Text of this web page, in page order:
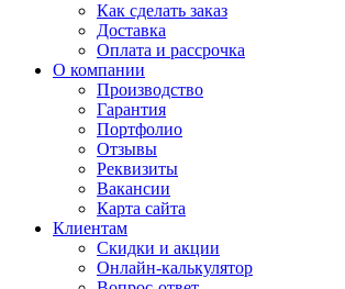
Как сделать заказ
Доставка
Оплата и рассрочка
О компании
Производство
Гарантия
Портфолио
Отзывы
Реквизиты
Вакансии
Карта сайта
Клиентам
Скидки и акции
Онлайн-калькулятор